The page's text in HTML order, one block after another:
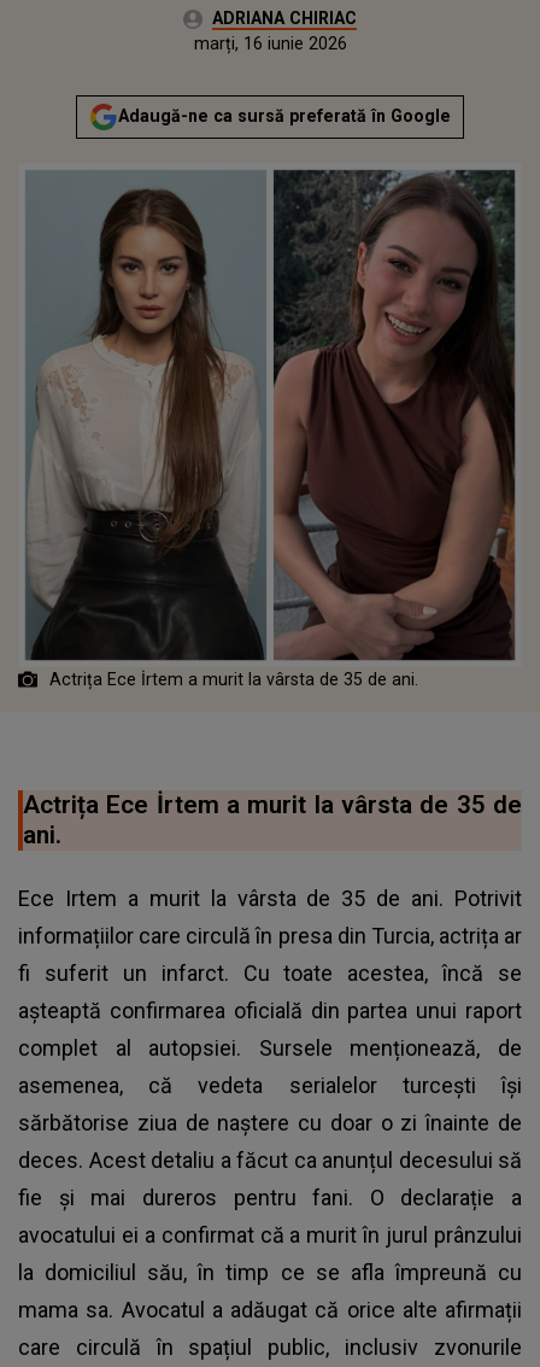
Autor:ADRIANA CHIRIAC
Actualizat:
marți, 16 iunie 2026
Adaugă-ne ca sursă preferată în Google
Actrița Ece İrtem a murit la vârsta de 35 de ani.
Actrița Ece İrtem a murit la vârsta de 35 de
ani.
Ece Irtem a murit la vârsta de 35 de ani. Potrivit
informațiilor care circulă în presa din Turcia, actrița ar
fi suferit un infarct. Cu toate acestea, încă se
așteaptă confirmarea oficială din partea unui raport
complet al autopsiei. Sursele menționează, de
asemenea, că vedeta serialelor turcești își
sărbătorise ziua de naștere cu doar o zi înainte de
deces. Acest detaliu a făcut ca anunțul decesului să
fie și mai dureros pentru fani. O declarație a
avocatului ei a confirmat că a murit în jurul prânzului
la domiciliul său, în timp ce se afla împreună cu
mama sa. Avocatul a adăugat că orice alte afirmații
care circulă în spațiul public, inclusiv zvonurile